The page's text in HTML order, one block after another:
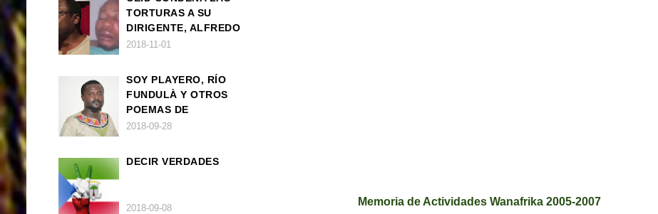
Memoria de Actividades Wanafrika 2005-2007
TORTURAS A SU
DIRIGENTE, ALFREDO
OKENVE
2018-11-01
SOY PLAYERO, RÍO
FUNDULÀ Y OTROS
POEMAS DE
FRANCISCO
2018-09-28
DECIR VERDADES
2018-09-08